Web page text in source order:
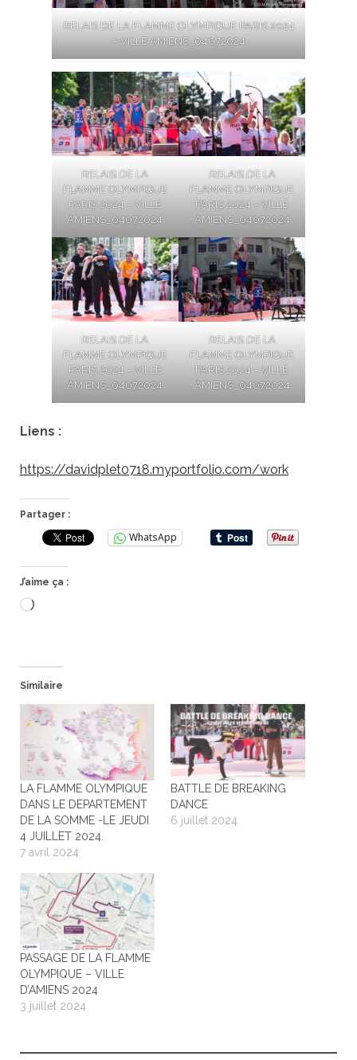
RELAIS DE LA FLAMME OLYMPIQUE PARIS 2024
– VILLE AMIENS_04072024
RELAIS DE LA
FLAMME OLYMPIQUE
PARIS 2024 – VILLE
AMIENS_04072024
RELAIS DE LA
FLAMME OLYMPIQUE
PARIS 2024 – VILLE
AMIENS_04072024
RELAIS DE LA
FLAMME OLYMPIQUE
PARIS 2024 – VILLE
AMIENS_04072024
RELAIS DE LA
FLAMME OLYMPIQUE
PARIS 2024 – VILLE
AMIENS_04072024
Liens :
https://davidplet0718.myportfolio.com/work
Partager :
WhatsApp
J’aime ça :
Chargement…
Similaire
LA FLAMME OLYMPIQUE
DANS LE DEPARTEMENT
DE LA SOMME -LE JEUDI
4 JUILLET 2024.
7 avril 2024
BATTLE DE BREAKING
DANCE
6 juillet 2024
PASSAGE DE LA FLAMME
OLYMPIQUE – VILLE
D’AMIENS 2024
3 juillet 2024